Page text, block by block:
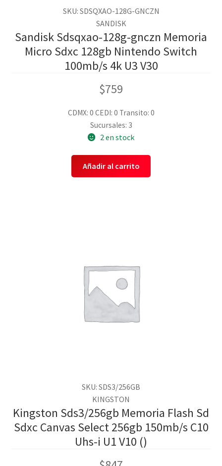
SKU: SDSQXAO-128G-GNCZN
SANDISK
Sandisk Sdsqxao-128g-gnczn Memoria
Micro Sdxc 128gb Nintendo Switch
100mb/s 4k U3 V30
$759
CDMX: 0 CEDI: 0 Transito: 0
Sucursales: 3
2 en stock
Añadir al carrito
SKU: SDS3/256GB
KINGSTON
Kingston Sds3/256gb Memoria Flash Sd
Sdxc Canvas Select 256gb 150mb/s C10
Uhs-i U1 V10 ()